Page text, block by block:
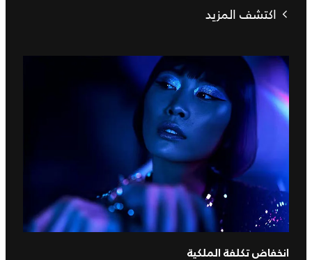
اكتشف المزيد
انخفاض تكلفة الملكية